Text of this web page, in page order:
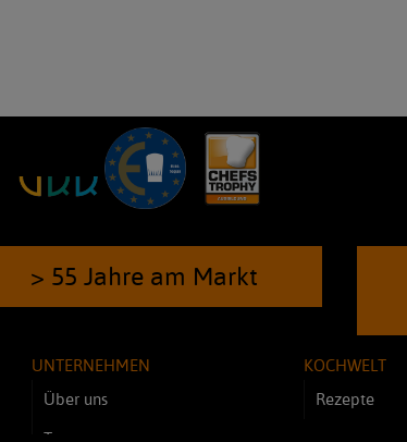
> 55 Jahre am Markt
UNTERNEHMEN
Über uns
Team
KOCHWELT
Rezepte